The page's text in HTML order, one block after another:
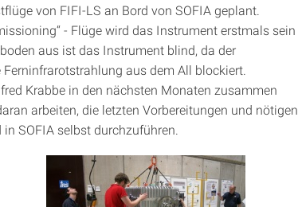
von FIFI-LS an Bord von SOFIA geplant.
- Flüge wird das Instrument erstmals sein
aus ist das Instrument blind, da der
aus dem All blockiert.
Krabbe in den nächsten Monaten zusammen
arbeiten, die letzten Vorbereitungen und nötigen
SOFIA selbst durchzuführen.